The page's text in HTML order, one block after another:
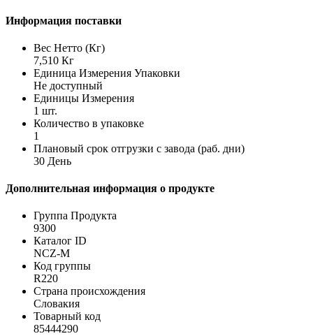
Информация поставки
Вес Нетто (Кг)
7,510 Кг
Единица Измерения Упаковки
Не доступный
Единицы Измерения
1 шт.
Количество в упаковке
1
Плановый срок отгрузки с завода (раб. дни)
30 День
Дополнительная информация о продукте
Группа Продукта
9300
Каталог ID
NCZ-M
Код группы
R220
Страна происхождения
Словакия
Товарный код
85444290